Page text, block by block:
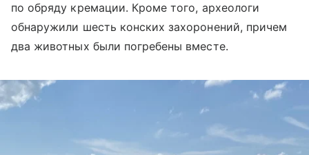
по обряду кремации. Кроме того, археологи
обнаружили шесть конских захоронений, причем
два животных были погребены вместе.